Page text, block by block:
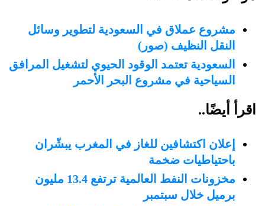
مشروع عملاق في السعودية لتطوير وسائل
النقل النظيف (صور)
السعودية تعتمد الوقود الحيوي لتشغيل المرافق
السياحية في مشروع البحر الأحمر
اقرأ أيضًا..
إعلان اكتشافين للغاز في المغرب يبشّران
باحتياطيات ضخمة
مخزونات النفط العالمية ترتفع 13.4 مليون
برميل خلال سبتمبر